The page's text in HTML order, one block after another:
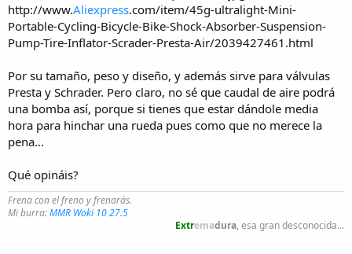
http://www.Aliexpress.com/item/45g-ultralight-Mini-
Portable-Cycling-Bicycle-Bike-Shock-Absorber-Suspension-
Pump-Tire-Inflator-Scrader-Presta-Air/2039427461.html
Por su tamaño, peso y diseño, y además sirve para válvulas
Presta y Schrader. Pero claro, no sé que caudal de aire podrá
una bomba así, porque si tienes que estar dándole media
hora para hinchar una rueda pues como que no merece la
pena...
Qué opináis?
Frena con el freno y frenarás.
Mi burra:MMR Woki 10 27.5
Extremadura, esa gran desconocida...